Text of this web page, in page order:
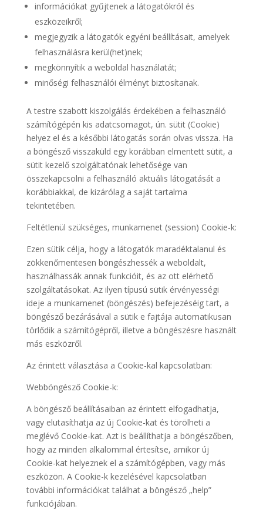
információkat gyűjtenek a látogatókról és
eszközeikről;
megjegyzik a látogatók egyéni beállításait, amelyek
felhasználásra kerül(het)nek;
megkönnyítik a weboldal használatát;
minőségi felhasználói élményt biztosítanak.
A testre szabott kiszolgálás érdekében a felhasználó
számítógépén kis adatcsomagot, ún. sütit (Cookie)
helyez el és a későbbi látogatás során olvas vissza. Ha
a böngésző visszaküld egy korábban elmentett sütit, a
sütit kezelő szolgáltatónak lehetősége van
összekapcsolni a felhasználó aktuális látogatását a
korábbiakkal, de kizárólag a saját tartalma
tekintetében.
Feltétlenül szükséges, munkamenet (session) Cookie-k:
Ezen sütik célja, hogy a látogatók maradéktalanul és
zökkenőmentesen böngészhessék a weboldalt,
használhassák annak funkcióit, és az ott elérhető
szolgáltatásokat. Az ilyen típusú sütik érvényességi
ideje a munkamenet (böngészés) befejezéséig tart, a
böngésző bezárásával a sütik e fajtája automatikusan
törlődik a számítógépről, illetve a böngészésre használt
más eszközről.
Az érintett választása a Cookie-kal kapcsolatban:
Webböngésző Cookie-k:
A böngésző beállításaiban az érintett elfogadhatja,
vagy elutasíthatja az új Cookie-kat és törölheti a
meglévő Cookie-kat. Azt is beállíthatja a böngészőben,
hogy az minden alkalommal értesítse, amikor új
Cookie-kat helyeznek el a számítógépben, vagy más
eszközön. A Cookie-k kezelésével kapcsolatban
további információkat találhat a böngésző „help”
funkciójában.